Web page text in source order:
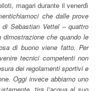
magari durante il venerdì
che dalle prove
Sebastian Vettel – quattro
che quando le
di buono viene fatto. Per
tecnici competenti non
dei regolamenti sportivi e
Oggi invece abbiamo uno